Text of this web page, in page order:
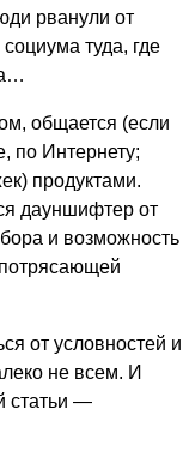
рванули от
туда, где
общается (если
по Интернету;
продуктами.
дауншифтер от
и возможность
от условностей и
не всем. И
статьи —